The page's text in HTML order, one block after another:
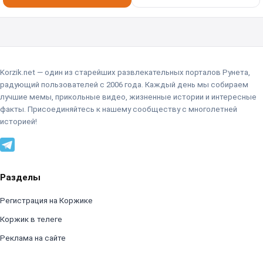
Korzik.net — один из старейших развлекательных порталов Рунета,
радующий пользователей с 2006 года. Каждый день мы собираем
лучшие мемы, прикольные видео, жизненные истории и интересные
факты. Присоединяйтесь к нашему сообществу с многолетней
историей!
Разделы
Регистрация на Коржике
Коржик в телеге
Реклама на сайте